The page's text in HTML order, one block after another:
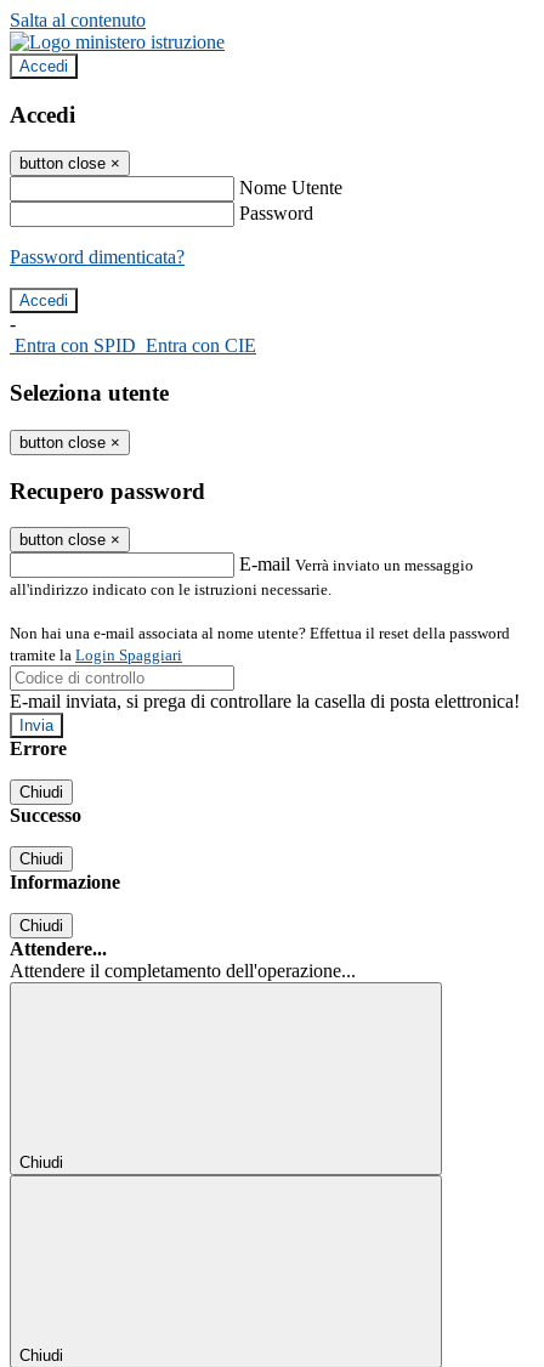
Salta al contenuto
Accedi
Accedi
button close ×
Nome Utente
Password
Password dimenticata?
-
Entra con SPID Entra con CIE
Seleziona utente
button close ×
Recupero password
button close ×
E-mail Verrà inviato un messaggio
all'indirizzo indicato con le istruzioni necessarie.
Non hai una e-mail associata al nome utente? Effettua il reset della password
tramite la Login Spaggiari
E-mail inviata, si prega di controllare la casella di posta elettronica!
Errore
Chiudi
Successo
Chiudi
Informazione
Chiudi
Attendere...
Attendere il completamento dell'operazione...
Chiudi
Chiudi